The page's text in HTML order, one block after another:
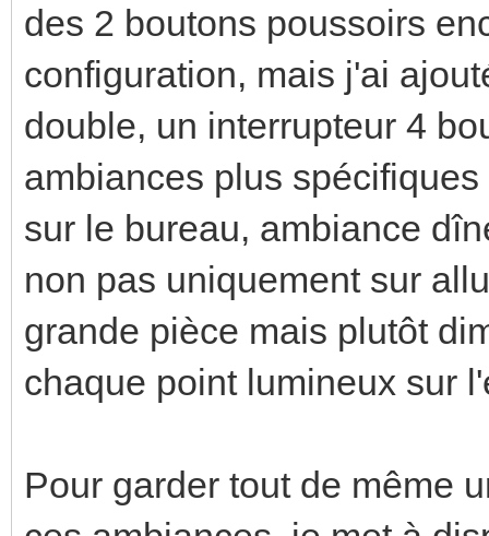
des 2 boutons poussoirs
configuration, mais j'ai
double, un interrupteur 4
ambiances plus
sur le bureau, ambiance
non pas uniquement sur
grande pièce mais plutôt
chaque point lumineux sur
Pour garder tout de même